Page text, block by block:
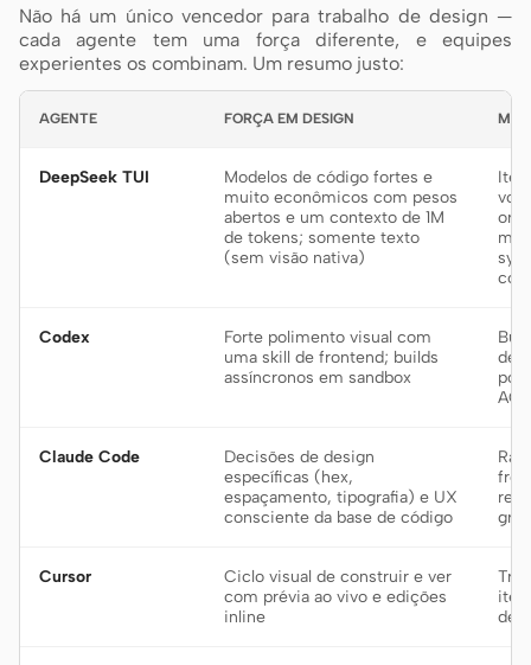
Não há um único vencedor para trabalho de design —
cada agente tem uma força diferente, e equipes
experientes os combinam. Um resumo justo:
AGENTE FORÇA EM DESIGN
DeepSeek TUI
Modelos de código fortes e
muito econômicos com pesos
abertos e um contexto de 1M
de tokens; somente texto
(sem visão nativa)
Codex
Forte polimento visual com
uma skill de frontend; builds
assíncronos em sandbox
Claude Code
Decisões de design
específicas (hex,
espaçamento, tipografia) e UX
consciente da base de código
Cursor
Ciclo visual de construir e ver
com prévia ao vivo e edições
inline